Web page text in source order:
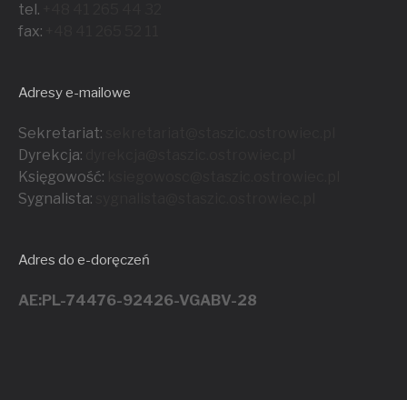
tel.
fax:
Adresy e-mailowe
Sekretariat:
Dyrekcja:
Księgowość:
Sygnalista:
Adres do e-doręczeń
AE:PL-74476-92426-VGABV-28